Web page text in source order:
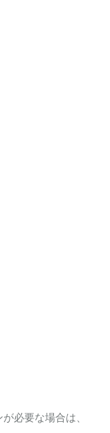
必要な場合は、